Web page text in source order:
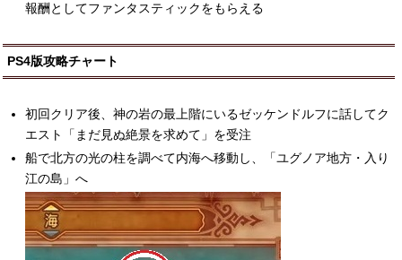
報酬としてファンタスティックをもらえる
PS4版攻略チャート
初回クリア後、神の岩の最上階にいるゼッケンドルフに話してク
エスト「まだ見ぬ絶景を求めて」を受注
船で北方の光の柱を調べて内海へ移動し、「ユグノア地方・入り
江の島」へ